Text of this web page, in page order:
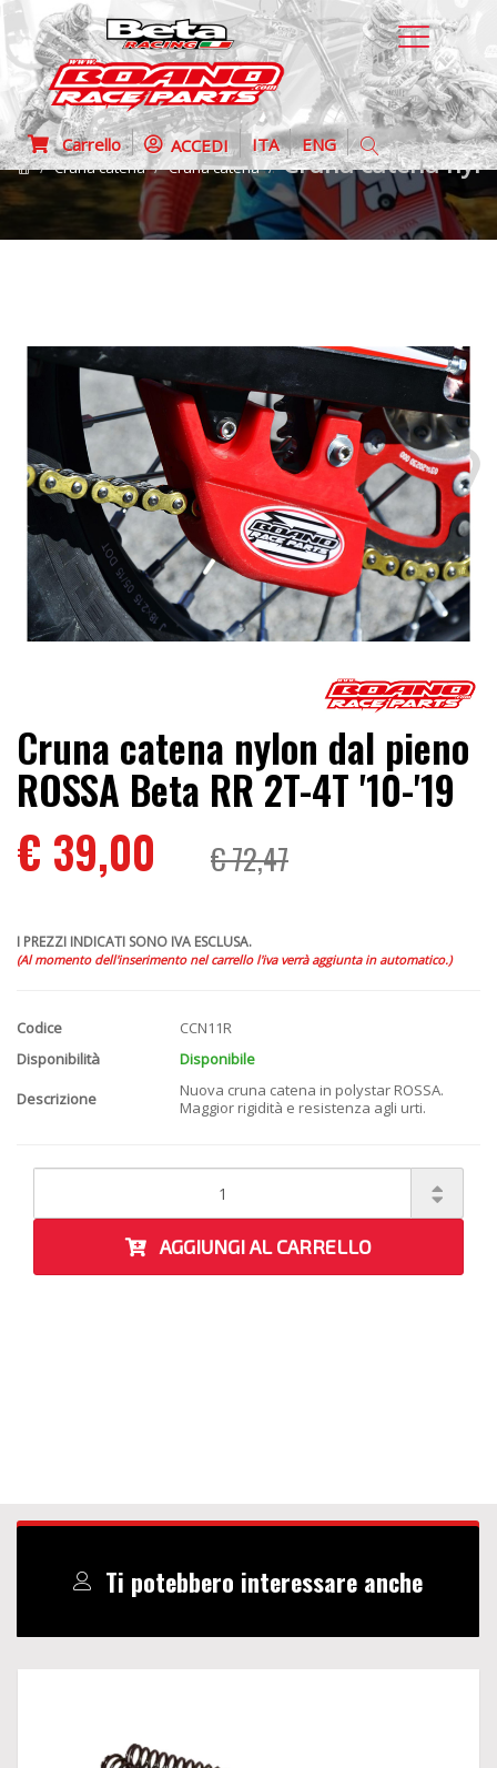
Carrello ACCEDI ITA ENG
Cruna catena Cruna catena Cruna catena
Cruna catena nylon dal pieno
ROSSA Beta RR 2T-4T '10-'19
€ 39,00 € 72,47
I PREZZI INDICATI SONO IVA ESCLUSA.
(Al momento dell'inserimento nel carrello l'iva verrà aggiunta in automatico.)
Codice
CCN11R
Disponibilità
Disponibile
Descrizione
Nuova cruna catena in polystar ROSSA.
Maggior rigidità e resistenza agli urti.
AGGIUNGI AL CARRELLO
Ti potebbero interessare anche